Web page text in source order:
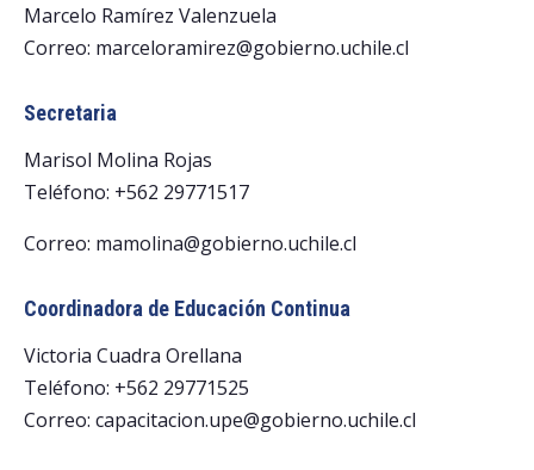
Marcelo Ramírez Valenzuela
Correo: marceloramirez@gobierno.uchile.cl
Secretaria
Marisol Molina Rojas
Teléfono: +562 29771517
Correo: mamolina@gobierno.uchile.cl
Coordinadora de Educación Continua
Victoria Cuadra Orellana
Teléfono: +562 29771525
Correo: capacitacion.upe@gobierno.uchile.cl